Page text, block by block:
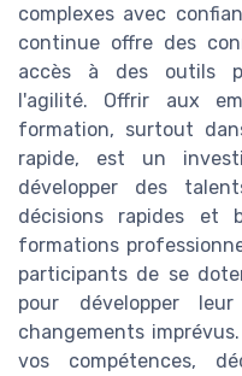
complexes avec
continue offre des
accès à des outils
l'agilité. Offrir aux
formation, surtout
rapide, est un
développer des
décisions rapides et
formations
participants de se
pour développer
changements
vos compétences,